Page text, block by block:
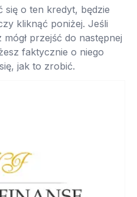
się o ten kredyt, będzie
kliknąć poniżej. Jeśli
przejść do następnej
faktycznie o niego
jak to zrobić.